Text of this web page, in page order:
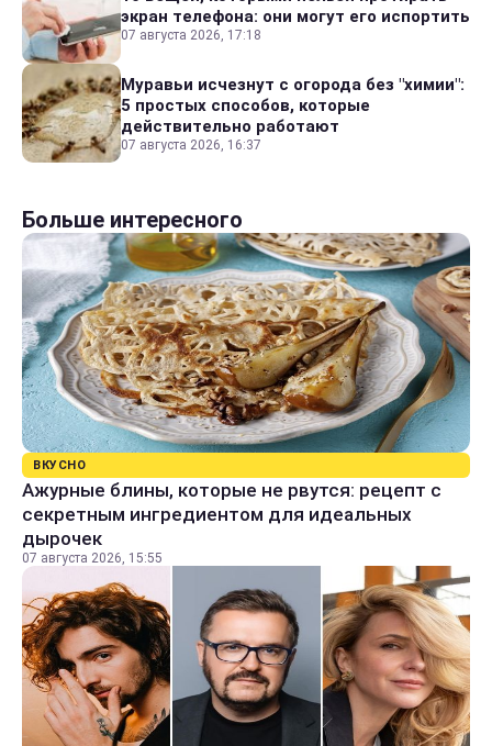
экран телефона: они могут его испортить
07 августа 2026, 17:18
Муравьи исчезнут с огорода без "химии":
5 простых способов, которые
действительно работают
07 августа 2026, 16:37
Больше интересного
ВКУСНО
Ажурные блины, которые не рвутся: рецепт с
секретным ингредиентом для идеальных
дырочек
07 августа 2026, 15:55